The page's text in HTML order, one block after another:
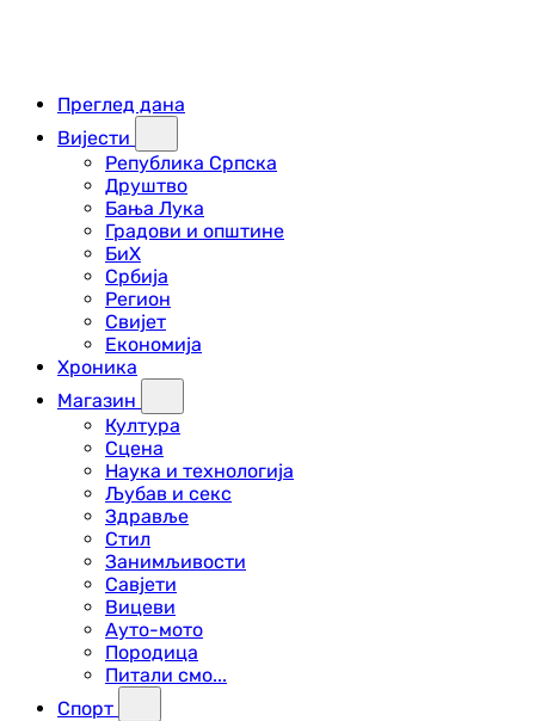
Преглед дана
Вијести
Република Српска
Друштво
Бања Лука
Градови и општине
БиХ
Србија
Регион
Свијет
Економија
Хроника
Магазин
Култура
Сцена
Наука и технологија
Љубав и секс
Здравље
Стил
Занимљивости
Савјети
Вицеви
Ауто-мото
Породица
Питали смо...
Спорт